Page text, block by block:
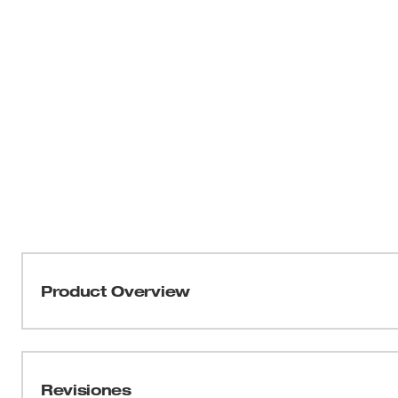
Product Overview
tratamiento antimicrobiano. Este chaleco de seguridad
Revisiones